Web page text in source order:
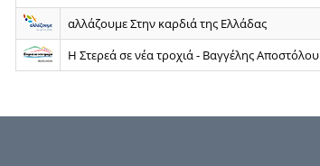
αλλάζουμε Στην καρδιά της Ελλάδας
Η Στερεά σε νέα τροχιά - Βαγγέλης Αποστόλου